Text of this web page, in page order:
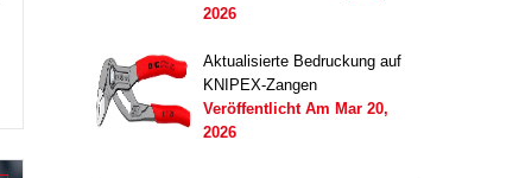
2026
Aktualisierte Bedruckung auf
KNIPEX-Zangen
Veröffentlicht Am Mar 20,
2026